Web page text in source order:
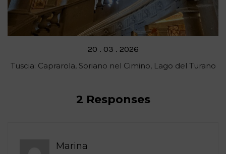
Posted
on
20 . 03 . 2026
Tuscia: Caprarola, Soriano nel Cimino, Lago del Turano
2 Responses
Marina